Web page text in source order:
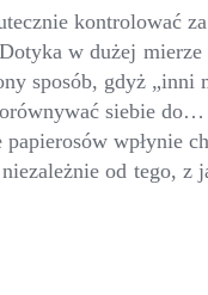
kontrolować
w dużej
sposób, gdyż
siebie
wpłynie
od tego, z